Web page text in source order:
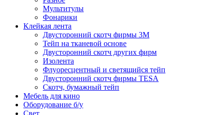
Мультитулы
Фонарики
Клейкая лента
Двусторонний скотч фирмы 3M
Тейп на тканевой основе
Двусторонний скотч других фирм
Изолента
Флуоресцентный и светящийся тейп
Двусторонний скотч фирмы TESA
Скотч, бумажный тейп
Мебель для кино
Оборудование б/у
Свет